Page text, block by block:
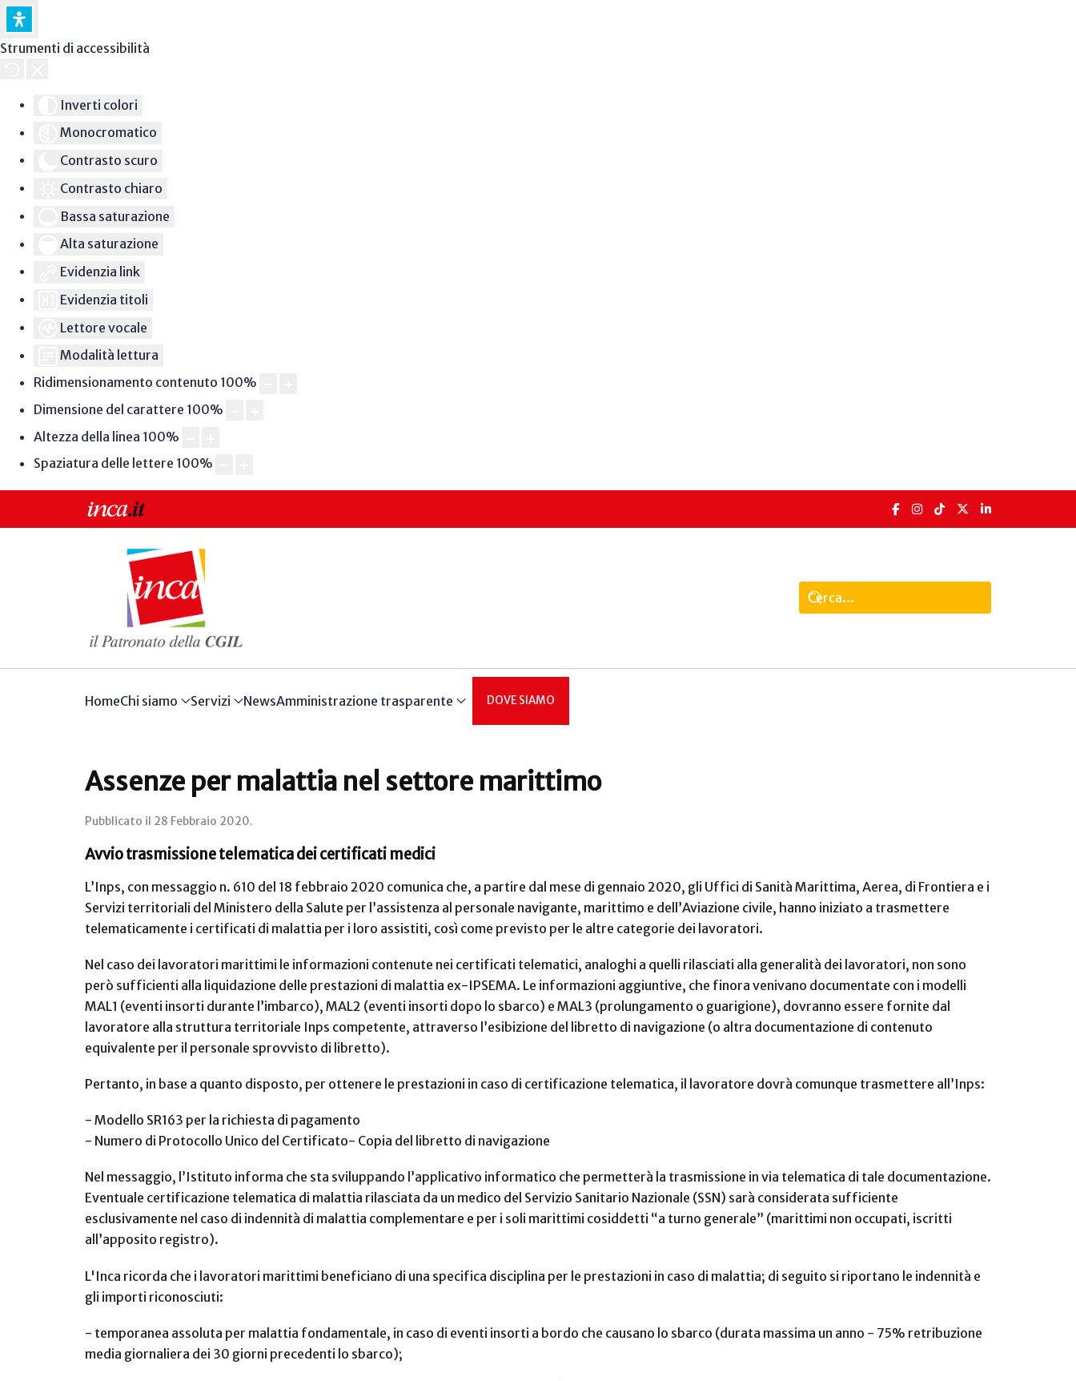
Strumenti di accessibilità
Inverti colori
Monocromatico
Contrasto scuro
Contrasto chiaro
Bassa saturazione
Alta saturazione
Evidenzia link
Evidenzia titoli
Lettore vocale
Modalità lettura
Ridimensionamento contenuto 100%
Dimensione del carattere 100%
Altezza della linea 100%
Spaziatura delle lettere 100%
HomeChi siamo Servizi NewsAmministrazione trasparente DOVE SIAMO
Assenze per malattia nel settore marittimo
Pubblicato il 28 Febbraio 2020.
Avvio trasmissione telematica dei certificati medici
L’Inps, con messaggio n. 610 del 18 febbraio 2020 comunica che, a partire dal mese di gennaio 2020, gli Uffici di Sanità Marittima, Aerea, di Frontiera e i
Servizi territoriali del Ministero della Salute per l’assistenza al personale navigante, marittimo e dell’Aviazione civile, hanno iniziato a trasmettere
telematicamente i certificati di malattia per i loro assistiti, così come previsto per le altre categorie dei lavoratori.
Nel caso dei lavoratori marittimi le informazioni contenute nei certificati telematici, analoghi a quelli rilasciati alla generalità dei lavoratori, non sono
però sufficienti alla liquidazione delle prestazioni di malattia ex-IPSEMA. Le informazioni aggiuntive, che finora venivano documentate con i modelli
MAL1 (eventi insorti durante l’imbarco), MAL2 (eventi insorti dopo lo sbarco) e MAL3 (prolungamento o guarigione), dovranno essere fornite dal
lavoratore alla struttura territoriale Inps competente, attraverso l’esibizione del libretto di navigazione (o altra documentazione di contenuto
equivalente per il personale sprovvisto di libretto).
Pertanto, in base a quanto disposto, per ottenere le prestazioni in caso di certificazione telematica, il lavoratore dovrà comunque trasmettere all’Inps:
- Modello SR163 per la richiesta di pagamento
- Numero di Protocollo Unico del Certificato- Copia del libretto di navigazione
Nel messaggio, l’Istituto informa che sta sviluppando l’applicativo informatico che permetterà la trasmissione in via telematica di tale documentazione.
Eventuale certificazione telematica di malattia rilasciata da un medico del Servizio Sanitario Nazionale (SSN) sarà considerata sufficiente
esclusivamente nel caso di indennità di malattia complementare e per i soli marittimi cosiddetti “a turno generale” (marittimi non occupati, iscritti
all’apposito registro).
L'Inca ricorda che i lavoratori marittimi beneficiano di una specifica disciplina per le prestazioni in caso di malattia; di seguito si riportano le indennità e
gli importi riconosciuti:
- temporanea assoluta per malattia fondamentale, in caso di eventi insorti a bordo che causano lo sbarco (durata massima un anno - 75% retribuzione
media giornaliera dei 30 giorni precedenti lo sbarco);